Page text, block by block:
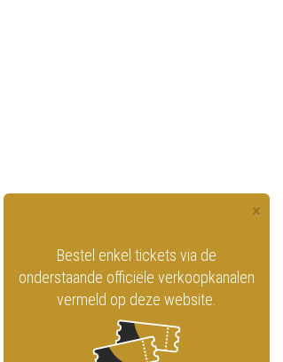
×
Bestel enkel tickets via de
onderstaande officiële verkoopkanalen
vermeld op deze website.